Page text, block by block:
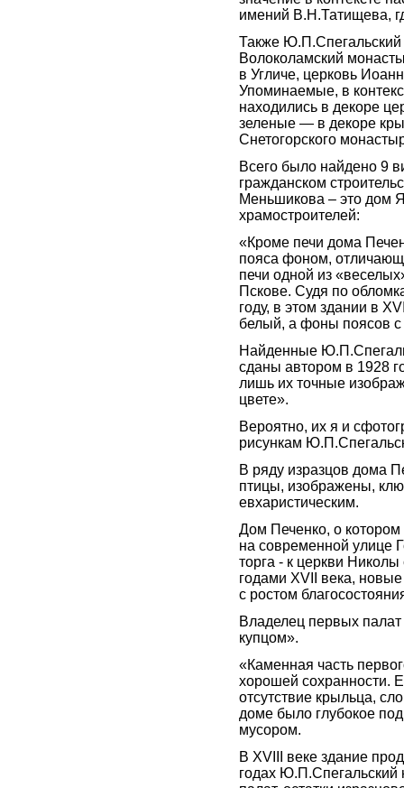
имений В.Н.Татищева,
Также Ю.П.Спегальский
Волоколамский
в Угличе, церковь
Упоминаемые, в
находились в декоре
зеленые — в декоре
Снетогорского
Всего было найдено 9
гражданском
Меньшикова – это дом
храмостроителей:
«Кроме печи дома
пояса фоном,
печи одной из
Пскове. Судя по
году, в этом здании в
белый, а фоны поясов
Найденные
сданы автором в 1928
лишь их точные
цвете».
Вероятно, их я и
рисункам
В ряду изразцов дома
птицы, изображены,
евхаристическим.
Дом Печенко, о
на современной улице
торга - к церкви
годами XVII века,
с ростом
Владелец первых
купцом».
«Каменная часть
хорошей сохранности.
отсутствие крыльца,
доме было глубокое
мусором.
В XVIII веке здание
годах